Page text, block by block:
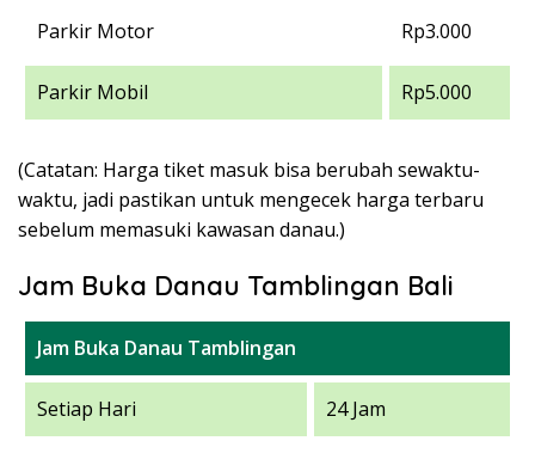
Parkir Motor Rp3.000
Parkir Mobil Rp5.000
(Catatan: Harga tiket masuk bisa berubah sewaktu-
waktu, jadi pastikan untuk mengecek harga terbaru
sebelum memasuki kawasan danau.)
Jam Buka Danau Tamblingan Bali
Jam Buka Danau Tamblingan
Setiap Hari 24 Jam